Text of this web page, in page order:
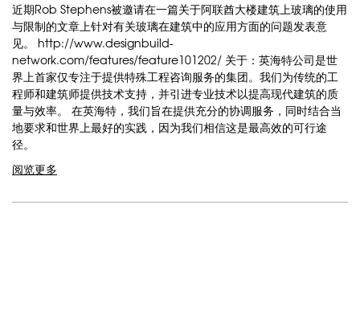
近期Rob Stephens被邀请在一篇关于阿联酋大楼建筑上玻璃的使用
与限制的文章上针对有关玻璃在建筑中的应用方面的问题发表意
见。 http://www.designbuild-
network.com/features/feature101202/ 关于：英海特公司是世
界上首家仅专注于提供特殊工程咨询服务的集团。我们为传统的工
程师和建筑师提供技术支持，并引进专业技术以提高现代建筑的质
量与效率。 在英海特，我们旨在提供充分的协调服务，同时结合当
地要求和世界上最好的实践，因为我们相信这是最高效的可行途
径。
阅览更多